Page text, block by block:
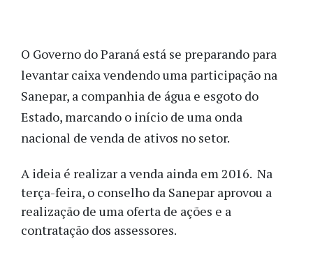
O Governo do Paraná está se preparando para
levantar caixa vendendo uma participação na
Sanepar, a companhia de água e esgoto do
Estado, marcando o início de uma onda
nacional de venda de ativos no setor.
A ideia é realizar a venda ainda em 2016. Na
terça-feira, o conselho da Sanepar aprovou a
realização de uma oferta de ações e a
contratação dos assessores.